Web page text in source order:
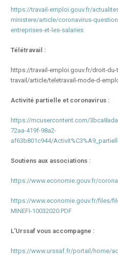
https://travail-emploi.gouv.fr/
ministere/article/coronavirus-
entreprises-et-les-salaries
Télétravail :
https://travail-emploi.gouv.fr/droit-
travail/article/teletravail-mode-d-
Activité partielle et coronavirus :
https://mcusercontent.com/
72aa-419f-98a2-
af63b801c944/
Soutiens aux associations :
https://www.economie.gouv.fr/
https://www.economie.gouv.fr/files/
MINEFI-10032020.PDF
L’Urssaf vous accompagne :
https://www.urssaf.fr/portail/home/